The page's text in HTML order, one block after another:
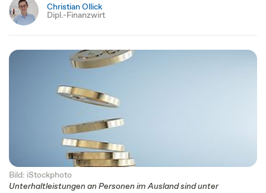
Christian Ollick
Dipl.-Finanzwirt
Bild: iStockphoto
Unterhaltleistungen an Personen im Ausland sind unter